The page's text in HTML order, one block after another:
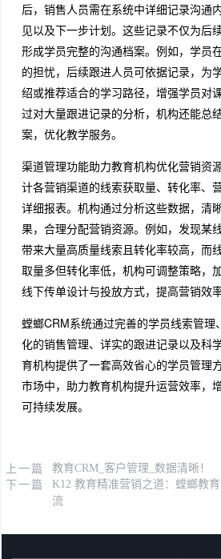
后，销售人员需在系统中详细记录沟通
见以及下一步计划。这些记录不仅为后
形成学员完整的沟通档案。例如，学员
的担忧，后续跟进人员可依据记录，为
绍或推荐适合的学习路径，增强学员对
过对大量跟进记录的分析，机构还能总
案，优化教学服务。
渠道管理功能助力教育机构优化营销资
计各营销渠道的线索获取量、转化率、
详细报表。机构通过分析这些数据，清
果，合理分配营销资源。例如，发现某
带来大量高质量线索且转化率较高，而
取量多但转化率低，机构可调整策略，
线下传单设计与投放方式，提高营销效
螳螂CRM系统通过完善的学员线索管理
化的销售管理、详实的跟进记录以及科
育机构提供了一套高效省心的学员管理
市场中，助力教育机构提升运营效率，
可持续发展。
上一篇 教育CRM_客户管理_数据清晰！
下一篇
K12 教育精准营销之道：螳螂教
流